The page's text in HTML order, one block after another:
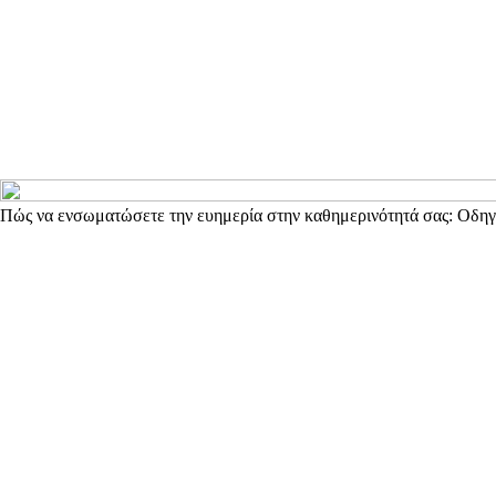
Πώς να ενσωματώσετε την ευημερία στην καθημερινότητά σας: